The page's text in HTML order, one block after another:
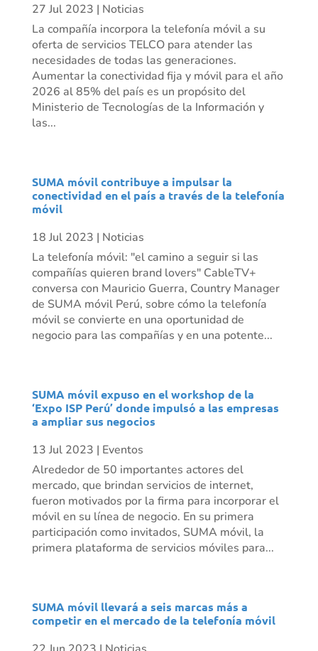
27 Jul 2023 | Noticias
La compañía incorpora la telefonía móvil a su
oferta de servicios TELCO para atender las
necesidades de todas las generaciones.
Aumentar la conectividad fija y móvil para el año
2026 al 85% del país es un propósito del
Ministerio de Tecnologías de la Información y
las...
SUMA móvil contribuye a impulsar la
conectividad en el país a través de la telefonía
móvil
18 Jul 2023 | Noticias
La telefonía móvil: "el camino a seguir si las
compañías quieren brand lovers" CableTV+
conversa con Mauricio Guerra, Country Manager
de SUMA móvil Perú, sobre cómo la telefonía
móvil se convierte en una oportunidad de
negocio para las compañías y en una potente...
SUMA móvil expuso en el workshop de la
‘Expo ISP Perú’ donde impulsó a las empresas
a ampliar sus negocios
13 Jul 2023 | Eventos
Alrededor de 50 importantes actores del
mercado, que brindan servicios de internet,
fueron motivados por la firma para incorporar el
móvil en su línea de negocio. En su primera
participación como invitados, SUMA móvil, la
primera plataforma de servicios móviles para...
SUMA móvil llevará a seis marcas más a
competir en el mercado de la telefonía móvil